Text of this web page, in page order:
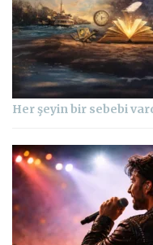
Her şeyin bir sebebi